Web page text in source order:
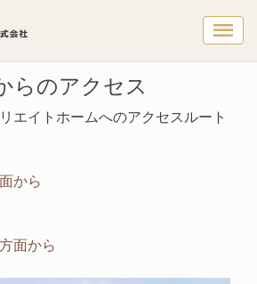
唐津各方
らのアクセス
エイトホームへのアクセスルート
から
面から